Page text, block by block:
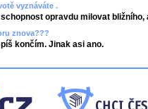
vyznáváte .
opravdu milovat bližního,
znova???
končím. Jinak asi ano.